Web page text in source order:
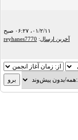
۰۱/۲/۱۱، ۰۶:۲۷ صبح
آخرین ارسال:
reyhanes7770